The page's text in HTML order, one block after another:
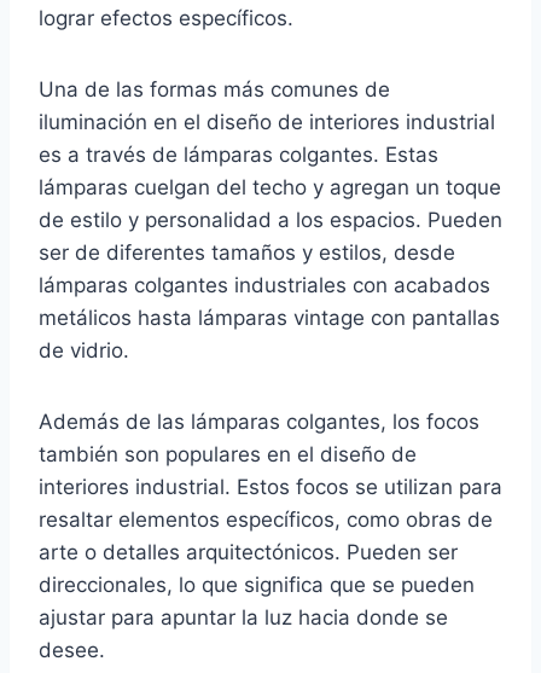
lograr efectos específicos.
Una de las formas más comunes de
iluminación en el diseño de interiores industrial
es a través de lámparas colgantes. Estas
lámparas cuelgan del techo y agregan un toque
de estilo y personalidad a los espacios. Pueden
ser de diferentes tamaños y estilos, desde
lámparas colgantes industriales con acabados
metálicos hasta lámparas vintage con pantallas
de vidrio.
Además de las lámparas colgantes, los focos
también son populares en el diseño de
interiores industrial. Estos focos se utilizan para
resaltar elementos específicos, como obras de
arte o detalles arquitectónicos. Pueden ser
direccionales, lo que significa que se pueden
ajustar para apuntar la luz hacia donde se
desee.